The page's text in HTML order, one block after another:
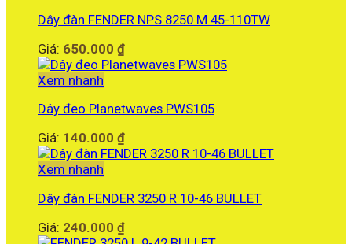
Dây đàn FENDER NPS 8250 M 45-110TW
Giá: 650.000 ₫
Xem nhanh
Dây đeo Planetwaves PWS105
Giá: 140.000 ₫
Xem nhanh
Dây đàn FENDER 3250 R 10-46 BULLET
Giá: 240.000 ₫